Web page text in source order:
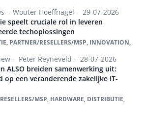
- Wouter Hoeffnagel - 29-07-2026
speelt cruciale rol in leveren
techoplossingen
PARTNER/RESELLERS/MSP, INNOVATION,
- Peter Reyneveld - 28-07-2026
ALSO breiden samenwerking uit:
op een veranderende zakelijke IT-
MSP, HARDWARE, DISTRIBUTIE,